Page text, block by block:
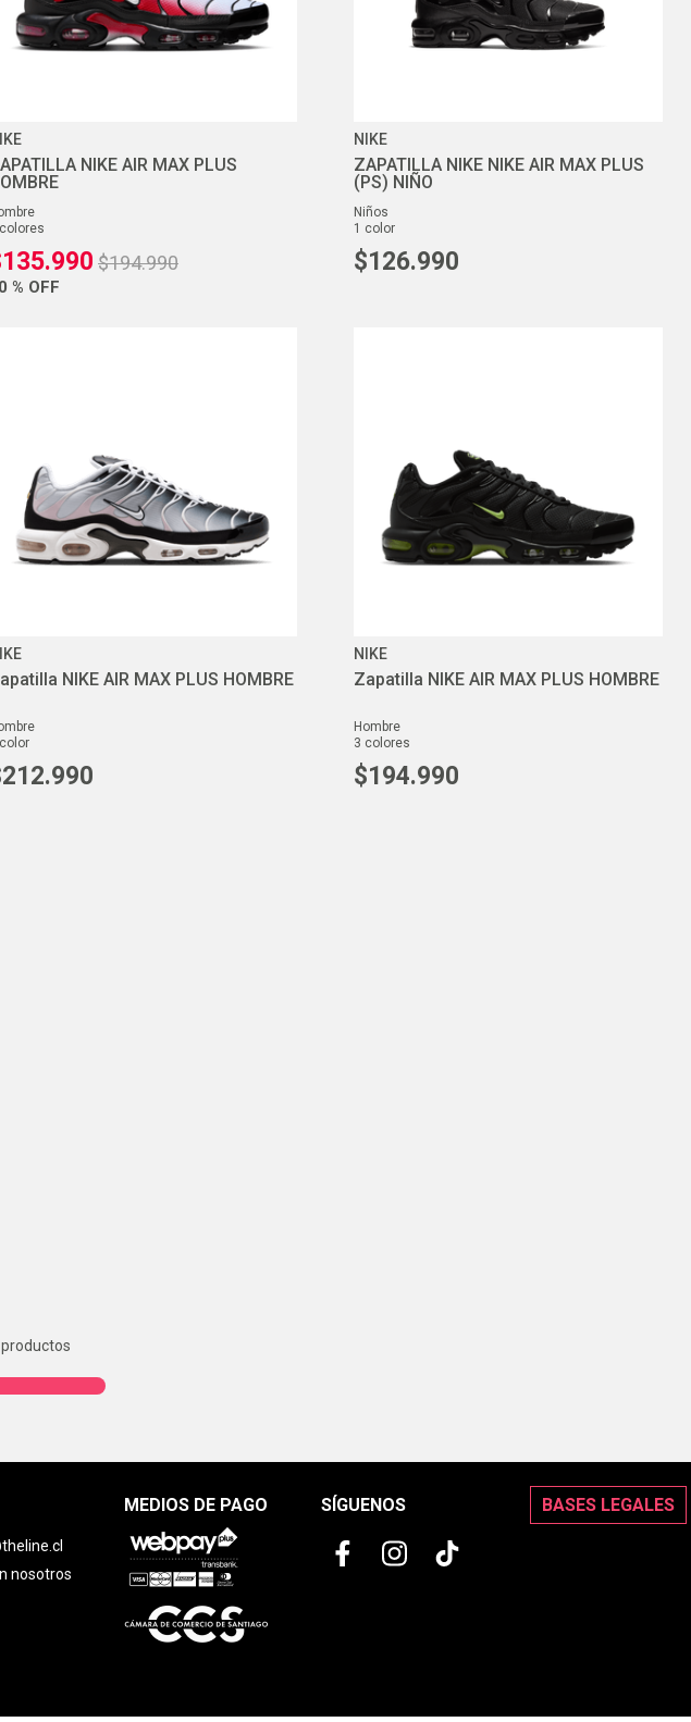
NIKE AIR MAX PLUS
colores
135.990 $194.990
% OFF
NIKE
ZAPATILLA NIKE NIKE AIR MAX PLUS
(PS) NIÑO
niños
1 color
$126.990
NIKE AIR MAX PLUS HOMBRE
color
212.990
NIKE
Zapatilla NIKE AIR MAX PLUS HOMBRE
hombre
3 colores
$194.990
nosotros
MEDIOS DE PAGO SÍGUENOS BASES LEGALES